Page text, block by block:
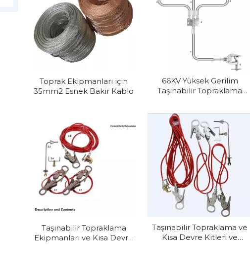
Toprak Ekipmanları için
35mm2 Esnek Bakır Kablo
66KV Yüksek Gerilim
Taşınabilir Topraklama
Taşınabilir Topraklama
Ekipmanları ve Kısa Devre
Taşınabilir Topraklama ve
Kısa Devre Kitleri ve